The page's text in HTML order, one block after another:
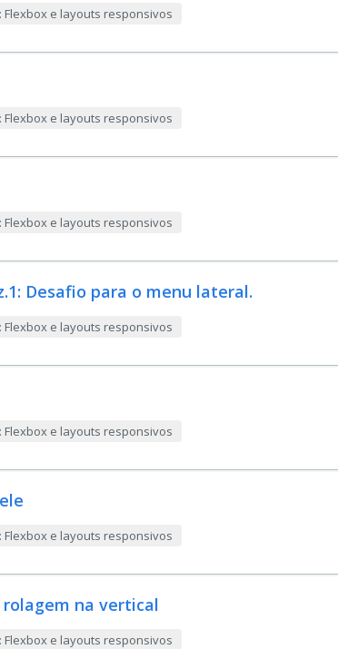
Flexbox e layouts responsivos
Flexbox e layouts responsivos
Flexbox e layouts responsivos
Desafio para o menu lateral.
Flexbox e layouts responsivos
Flexbox e layouts responsivos
Flexbox e layouts responsivos
na vertical
Flexbox e layouts responsivos